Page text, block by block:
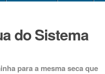
do Sistema
para a mesma seca que